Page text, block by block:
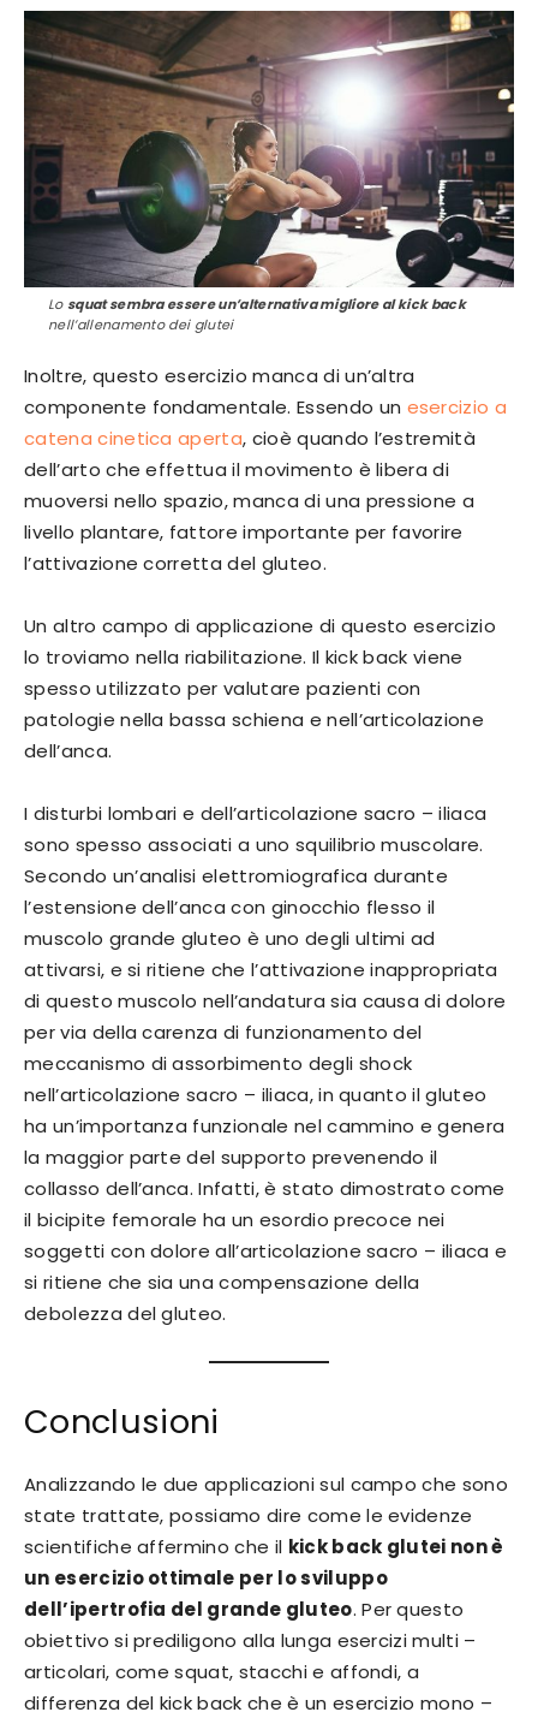
Losquat sembra essere un’alternativa migliore al kick back
nell’allenamento dei glutei
Inoltre, questo esercizio manca di un’altra
componente fondamentale. Essendo un esercizio a
catena cinetica aperta, cioè quando l’estremità
dell’arto che effettua il movimento è libera di
muoversi nello spazio, manca di una pressione a
livello plantare, fattore importante per favorire
l’attivazione corretta del gluteo.
Un altro campo di applicazione di questo esercizio
lo troviamo nella riabilitazione. Il kick back viene
spesso utilizzato per valutare pazienti con
patologie nella bassa schiena e nell’articolazione
dell’anca.
I disturbi lombari e dell’articolazione sacro – iliaca
sono spesso associati a uno squilibrio muscolare.
Secondo un’analisi elettromiografica durante
l’estensione dell’anca con ginocchio flesso il
muscolo grande gluteo è uno degli ultimi ad
attivarsi, e si ritiene che l’attivazione inappropriata
di questo muscolo nell’andatura sia causa di dolore
per via della carenza di funzionamento del
meccanismo di assorbimento degli shock
nell’articolazione sacro – iliaca, in quanto il gluteo
ha un’importanza funzionale nel cammino e genera
la maggior parte del supporto prevenendo il
collasso dell’anca. Infatti, è stato dimostrato come
il bicipite femorale ha un esordio precoce nei
soggetti con dolore all’articolazione sacro – iliaca e
si ritiene che sia una compensazione della
debolezza del gluteo.
Conclusioni
Analizzando le due applicazioni sul campo che sono
state trattate, possiamo dire come le evidenze
scientifiche affermino che il kick back glutei non è
un esercizio ottimale per lo sviluppo
dell’ipertrofia del grande gluteo. Per questo
obiettivo si prediligono alla lunga esercizi multi –
articolari, come squat, stacchi e affondi, a
differenza del kick back che è un esercizio mono –